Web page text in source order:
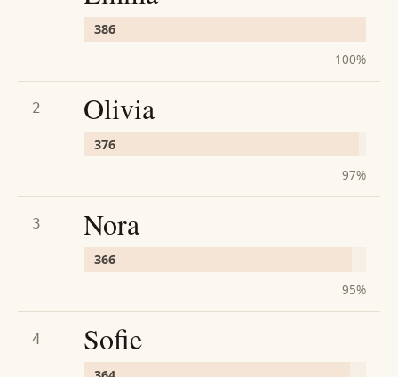
386
100%
2 Olivia
376
97%
3 Nora
366
95%
4 Sofie